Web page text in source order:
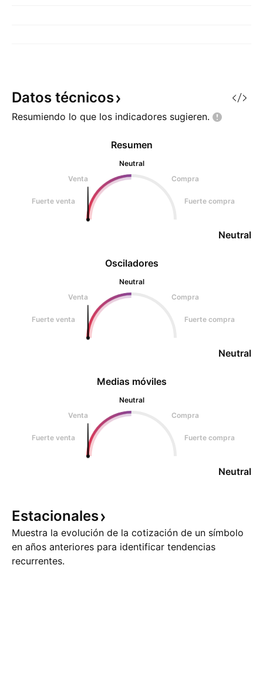
Datos técnicos
Resumiendo lo que los indicadores sugieren.
Osciladores
Neutral
Venta
Compra
Fuerte venta Fuerte compra
Neutral
Resumen
Neutral
Venta
Compra
Fuerte venta Fuerte compra
Neutral
Medias móviles
Neutral
Venta
Compra
Fuerte venta Fuerte compra
Neutral
Estacionales
Muestra la evolución de la cotización de un símbolo
en años anteriores para identificar tendencias
recurrentes.